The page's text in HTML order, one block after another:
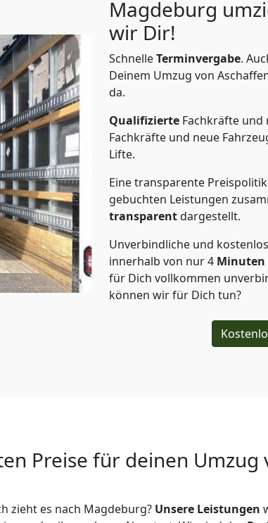
Magdeburg
wir Dir!
SchnelleTerminvergabe.
Deinem Umzug von
da.
Qualifizierte Fachkräfte und
Fachkräfte und neue
Lifte.
Eine transparente
gebuchten Leistungen
transparentdargestellt.
Unverbindliche und
innerhalb von nur4 Minuten
für Dich vollkommen
können wir für Dich tun?
Preise für deinen Umzug
zieht es nach Magdeburg? Unsere Leistungen